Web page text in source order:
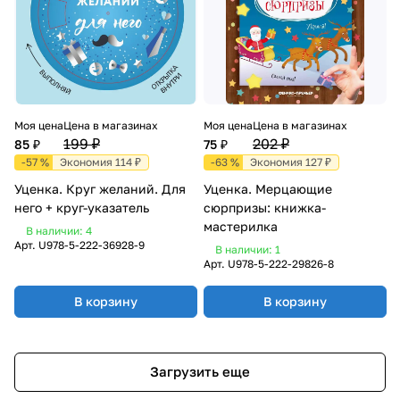
Моя цена
85 ₽
Цена в магазинах
199 ₽
-57 % Экономия 114 ₽
Уценка. Круг желаний. Для
него + круг-указатель
В наличии: 4
Арт. U978-5-222-36928-9
В корзину
Моя цена
75 ₽
Цена в магазинах
202 ₽
-63 % Экономия 127 ₽
Уценка. Мерцающие
сюрпризы: книжка-
мастерилка
В наличии: 1
Арт. U978-5-222-29826-8
В корзину
Загрузить еще